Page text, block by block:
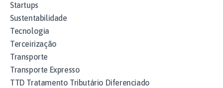
Startups
Sustentabilidade
Tecnologia
Terceirização
Transporte
Transporte Expresso
TTD Tratamento Tributário Diferenciado